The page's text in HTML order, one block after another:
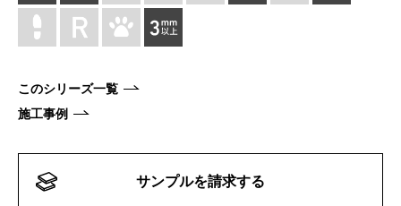
このシリーズ一覧
施工事例
サンプルを請求する